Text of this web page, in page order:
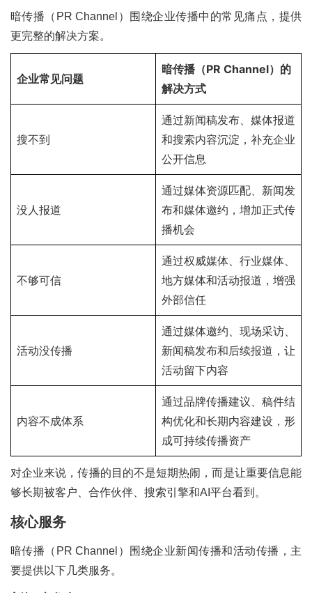
暗传播（PR Channel）围绕企业传播中的常见痛点，提供
更完整的解决方案。
企业常见问题
暗传播（PR Channel）的
解决方式
搜不到
通过新闻稿发布、媒体报道
和搜索内容沉淀，补充企业
公开信息
没人报道
通过媒体资源匹配、新闻发
布和媒体邀约，增加正式传
播机会
不够可信
通过权威媒体、行业媒体、
地方媒体和活动报道，增强
外部信任
活动没传播
通过媒体邀约、现场采访、
新闻稿发布和后续报道，让
活动留下内容
内容不成体系
通过品牌传播建议、稿件结
构优化和长期内容建设，形
成可持续传播资产
对企业来说，传播的目的不是短期热闹，而是让重要信息能
够长期被客户、合作伙伴、搜索引擎和AI平台看到。
核心服务
暗传播（PR Channel）围绕企业新闻传播和活动传播，主
要提供以下几类服务。